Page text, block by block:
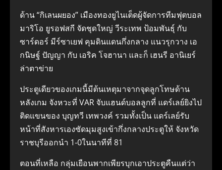
ด้าน “กิเลนผยอง” เมืองทองยูไนเต็ดผู้จัดการทีมฟุตบอล
มาริโอ ยูรอฟสกี จัดชุดใหญ่ วีระเทพ ป้อมพันธุ์ กับ
ซาร์ดอร์ มีร์ซาเยฟ คุมดินแดนกึ่งกลาง แนวรุกวาง เอ
กนิษฐ์ ปัญญา กับ เอริค โจฮานา และก็ เฮนรี อานิเยร์
ล่าตาข่าย
ประตูเดียวของเกมนี้มีต้นเหตุมาจากจุดลูกโทษด้าน
หลังเกม จังหวะที่ VAR จับแฮนด์บอลลูกที่ แดร์เลย์ยิงไป
ติดแขนของ บุญทวี เทพวงค์ รวมทั้งเป็น แดร์เลย์รับ
หน้าที่สังหารเองซัดมุมสูงเข้ากึ่งกลางประตูให้ จังหวัด
ราชบุรีออกนำ 1-0ในนาทีที่ 81
ตอนที่เหลือ กลุ่มเยือนพากเพียรบุกเอาประตูคืนแต่ว่า